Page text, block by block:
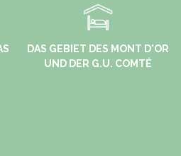
DAS GEBIET DES MONT D'OR
UND DER G.U. COMTÉ